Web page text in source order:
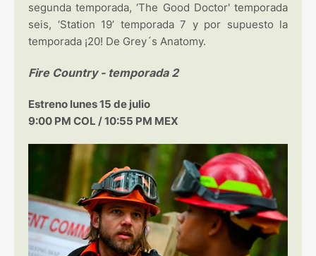
segunda temporada, ‘The Good Doctor' temporada
seis, ‘Station 19’ temporada 7 y por supuesto la
temporada ¡20! De Grey´s Anatomy.
Fire Country - temporada 2
Estreno lunes 15 de julio
9:00 PM COL / 10:55 PM MEX